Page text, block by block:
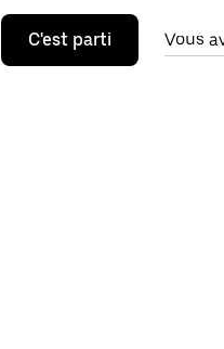
C'est parti Vous